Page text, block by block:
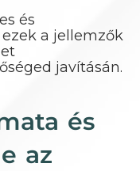
és
a jellemzők
javításán.
és
az